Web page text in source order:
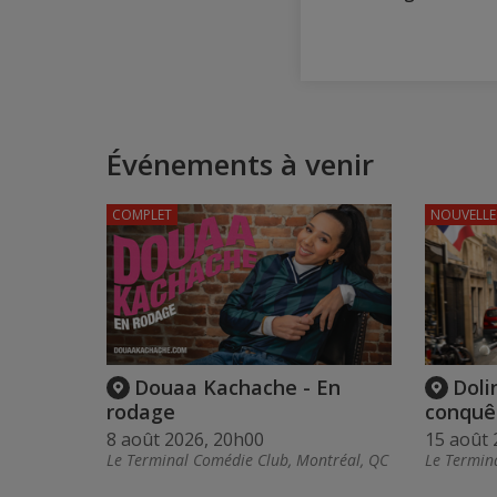
Événements à venir
Douaa Kachache - En
rodage
8 août 2026, 20h00
Le Terminal Comédie Club, Montréal, QC
COMPLET
15 août
Le